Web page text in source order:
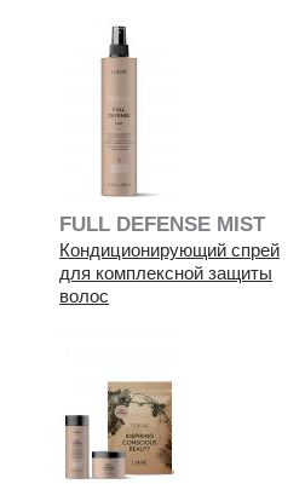
FULL DEFENSE MIST
Кондиционирующий спрей
для комплексной защиты
волос